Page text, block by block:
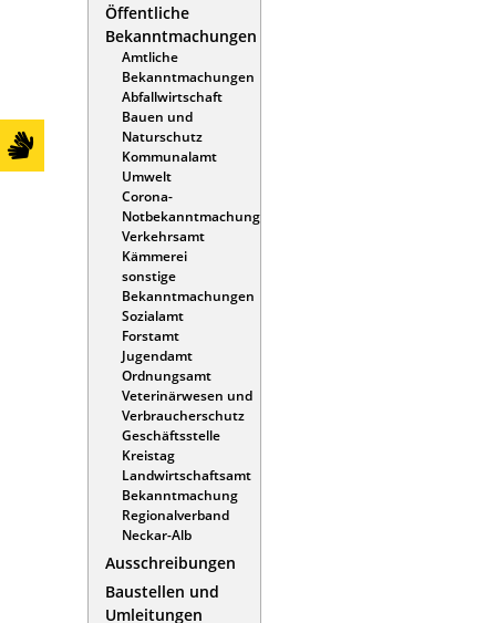
Öffentliche
Bekanntmachungen
Amtliche
Bekanntmachungen
Abfallwirtschaft
Bauen und
Naturschutz
Kommunalamt
Umwelt
Corona-
Notbekanntmachung
Verkehrsamt
Kämmerei
sonstige
Bekanntmachungen
Sozialamt
Forstamt
Jugendamt
Ordnungsamt
Veterinärwesen und
Verbraucherschutz
Geschäftsstelle
Kreistag
Landwirtschaftsamt
Bekanntmachung
Regionalverband
Neckar-Alb
Ausschreibungen
Baustellen und
Umleitungen